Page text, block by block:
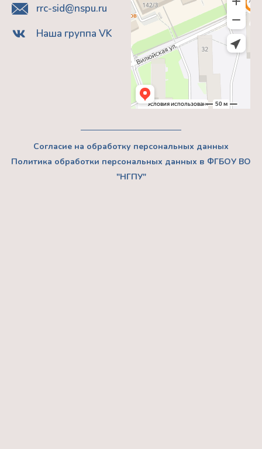
rrc-sid@nspu.ru
Наша группа VK
Согласие на обработку персональных данных
Политика обработки персональных данных в ФГБОУ ВО
"НГПУ"